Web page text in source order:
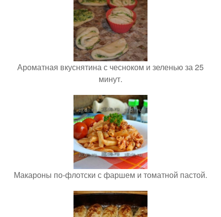
Ароматная вкуснятина с чесноком и зеленью за 25
минут.
Макароны по-флотски с фаршем и томатной пастой.